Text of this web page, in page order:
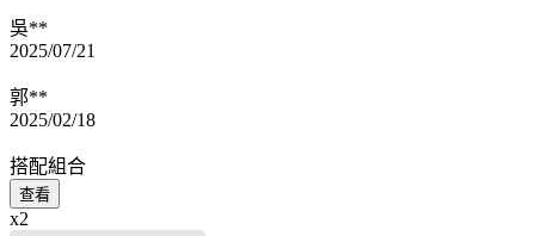
吳**
2025/07/21
郭**
2025/02/18
搭配組合
查看
x2